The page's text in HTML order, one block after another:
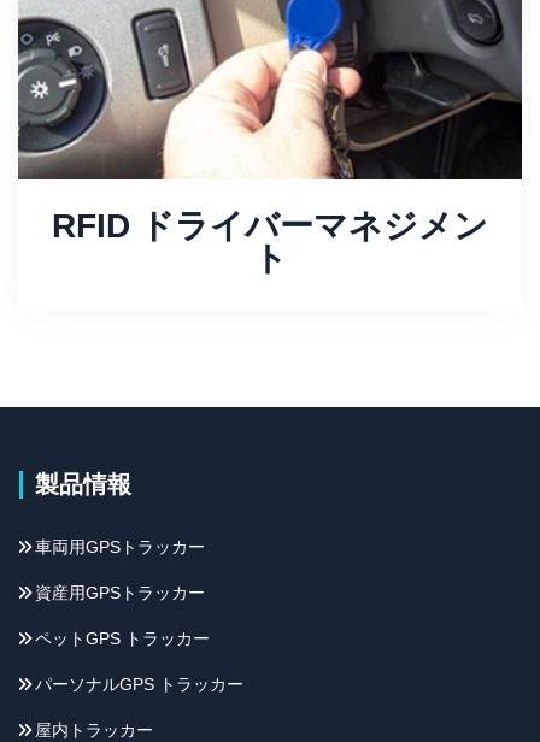
RFID ドライバーマネジメン
ト
製品情報
車両用GPSトラッカー
資産用GPSトラッカー
ペットGPS トラッカー
パーソナルGPS トラッカー
屋内トラッカー